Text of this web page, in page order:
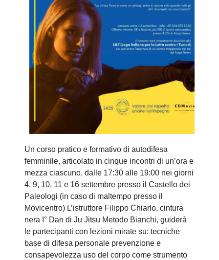
Un corso pratico e formativo di autodifesa
femminile, articolato in cinque incontri di un’ora e
mezza ciascuno, dalle 17:30 alle 19:00 nei giorni
4, 9, 10, 11 e 16 settembre presso il Castello dei
Paleologi (in caso di maltempo presso il
Movicentro) L’istruttore Filippo Chiarlo, cintura
nera I° Dan di Ju Jitsu Metodo Bianchi, guiderà
le partecipanti con lezioni mirate su: tecniche
base di difesa personale prevenzione e
consapevolezza uso del corpo come strumento